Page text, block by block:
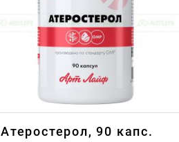
Атеростерол, 90 капс.